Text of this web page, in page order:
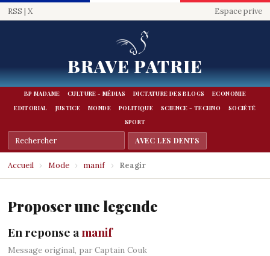
RSS | X Espace prive
BRAVE PATRIE
BP MADAME CULTURE - MÉDIAS DICTATURE DES BLOGS
ECONOMIE
EDITORIAL
JUSTICE MONDE POLITIQUE SCIENCE - TECHNO
SOCIÉTÉ
SPORT
Accueil › Mode › manif › Reagir
Proposer une legende
En reponse a manif
Message original, par Captain Couk